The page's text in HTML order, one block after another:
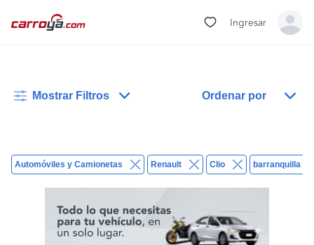
Ingresar
Mostrar Filtros Ordenar por
Automóviles y Camionetas Renault Clio barranquilla